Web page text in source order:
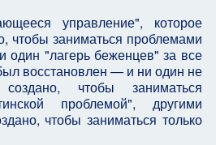
управление", которое
чтобы заниматься проблемами
один "лагерь беженцев" за все
восстановлен — и ни один не
чтобы заниматься
проблемой", другими
чтобы заниматься только